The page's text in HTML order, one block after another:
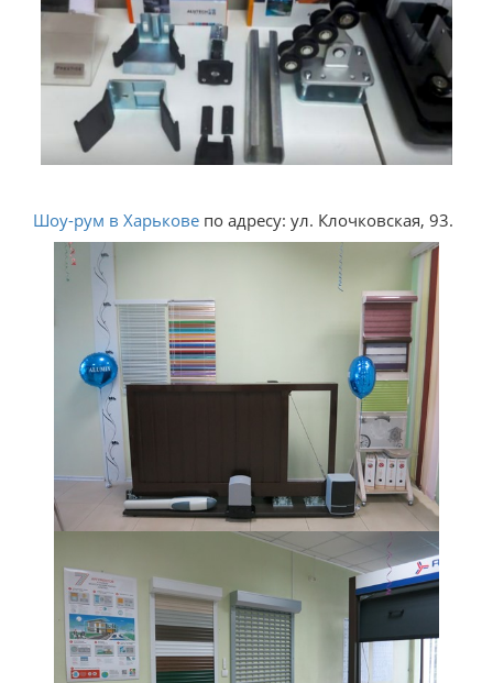
Шоу-рум в Харькове по адресу: ул. Клочковская, 93.